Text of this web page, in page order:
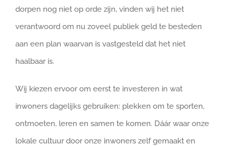
dorpen nog niet op orde zijn, vinden wij het niet
verantwoord om nu zoveel publiek geld te besteden
aan een plan waarvan is vastgesteld dat het niet
haalbaar is.
Wij kiezen ervoor om eerst te investeren in wat
inwoners dagelijks gebruiken: plekken om te sporten,
ontmoeten, leren en samen te komen. Dáár waar onze
lokale cultuur door onze inwoners zelf gemaakt en